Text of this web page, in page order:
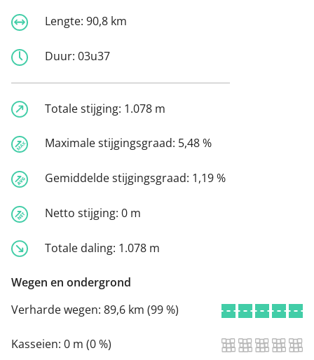
Lengte: 90,8 km
Duur: 03u37
Totale stijging: 1.078 m
Maximale stijgingsgraad: 5,48 %
Gemiddelde stijgingsgraad: 1,19 %
Netto stijging: 0 m
Totale daling: 1.078 m
Wegen en ondergrond
Verharde wegen: 89,6 km (99 %)
Kasseien: 0 m (0 %)